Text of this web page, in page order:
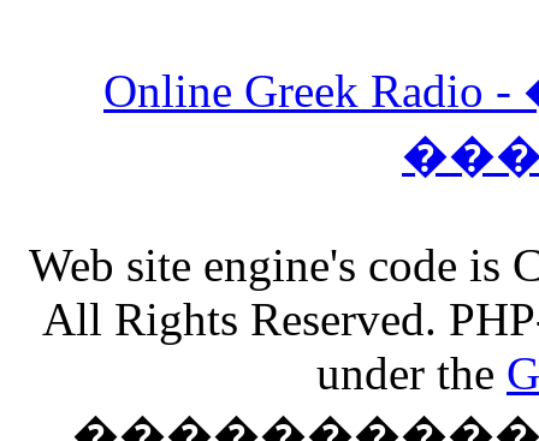
Online Greek
Web site engine's code
All Rights Reserved.
under the